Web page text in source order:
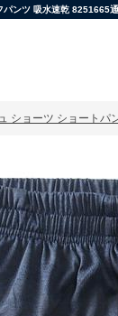
ンツ 吸水速乾 8251665
ショーツ ショート